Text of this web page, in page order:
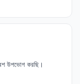
উপভোগ করছি।